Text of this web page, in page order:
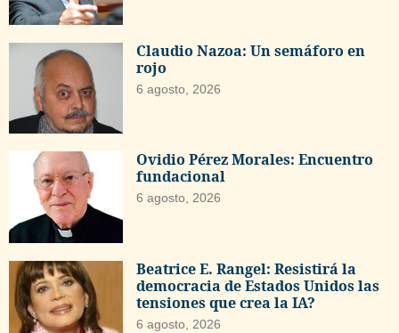
Claudio Nazoa: Un semáforo en
rojo
6 agosto, 2026
Ovidio Pérez Morales: Encuentro
fundacional
6 agosto, 2026
Beatrice E. Rangel: Resistirá la
democracia de Estados Unidos las
tensiones que crea la IA?
6 agosto, 2026